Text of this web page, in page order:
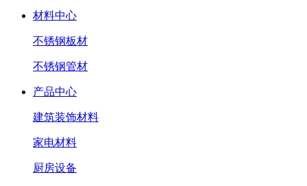
材料中心
不锈钢板材
不锈钢管材
产品中心
建筑装饰材料
家电材料
厨房设备